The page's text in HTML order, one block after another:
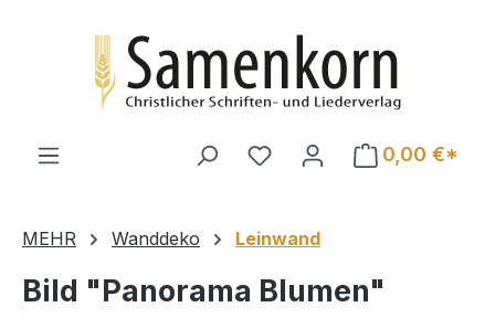
0,00 €*
MEHR Wanddeko Leinwand
Bild "Panorama Blumen"